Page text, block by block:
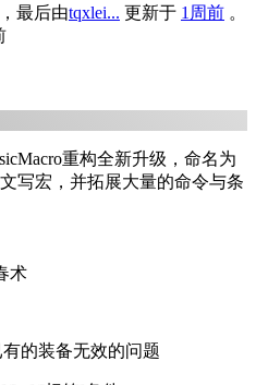
最后由tqxlei... 更新于 1周前 。
重构全新升级，命名为
写宏，并拓展大量的命令与条
术
的装备无效的问题